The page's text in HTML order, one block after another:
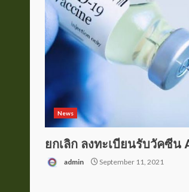
News
ยกเลิก ลงทะเบียนรับวัคซีน
admin September 11, 2021